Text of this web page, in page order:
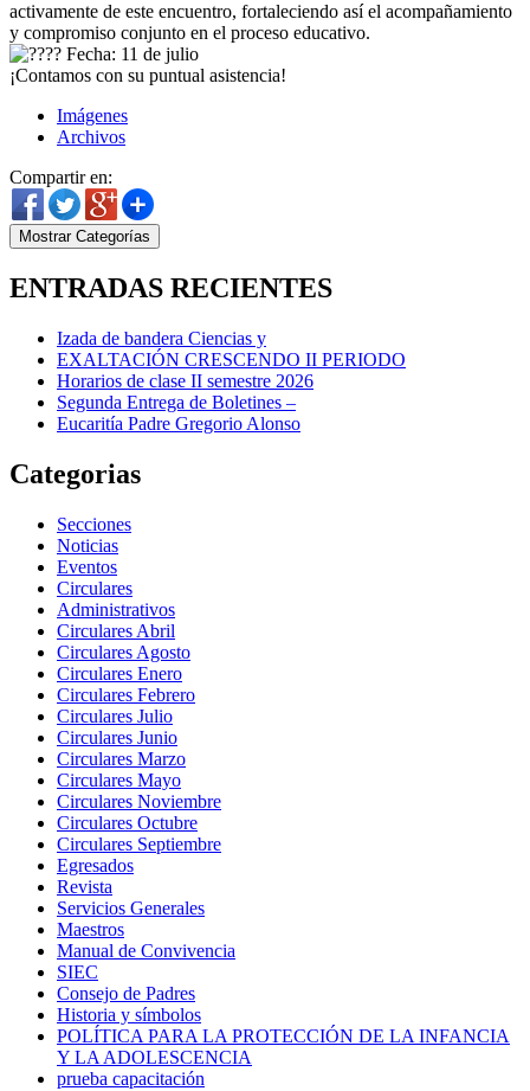
activamente de este encuentro, fortaleciendo así el acompañamiento
y compromiso conjunto en el proceso educativo.
Fecha: 11 de julio
¡Contamos con su puntual asistencia!
Imágenes
Archivos
Compartir en:
Mostrar Categorías
ENTRADAS RECIENTES
Izada de bandera Ciencias y
EXALTACIÓN CRESCENDO II PERIODO
Horarios de clase II semestre 2026
Segunda Entrega de Boletines –
Eucaritía Padre Gregorio Alonso
Categorias
Secciones
Noticias
Eventos
Circulares
Administrativos
Circulares Abril
Circulares Agosto
Circulares Enero
Circulares Febrero
Circulares Julio
Circulares Junio
Circulares Marzo
Circulares Mayo
Circulares Noviembre
Circulares Octubre
Circulares Septiembre
Egresados
Revista
Servicios Generales
Maestros
Manual de Convivencia
SIEC
Consejo de Padres
Historia y símbolos
POLÍTICA PARA LA PROTECCIÓN DE LA INFANCIA
Y LA ADOLESCENCIA
prueba capacitación